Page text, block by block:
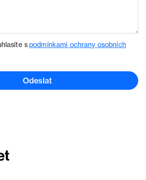
spodmínkami ochrany osobních
Odeslat